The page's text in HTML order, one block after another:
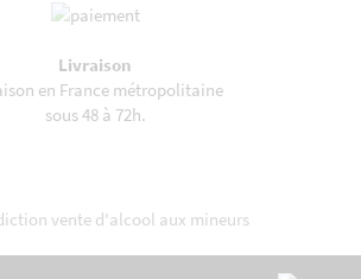
Livraison
en France métropolitaine
sous 48 à 72h.